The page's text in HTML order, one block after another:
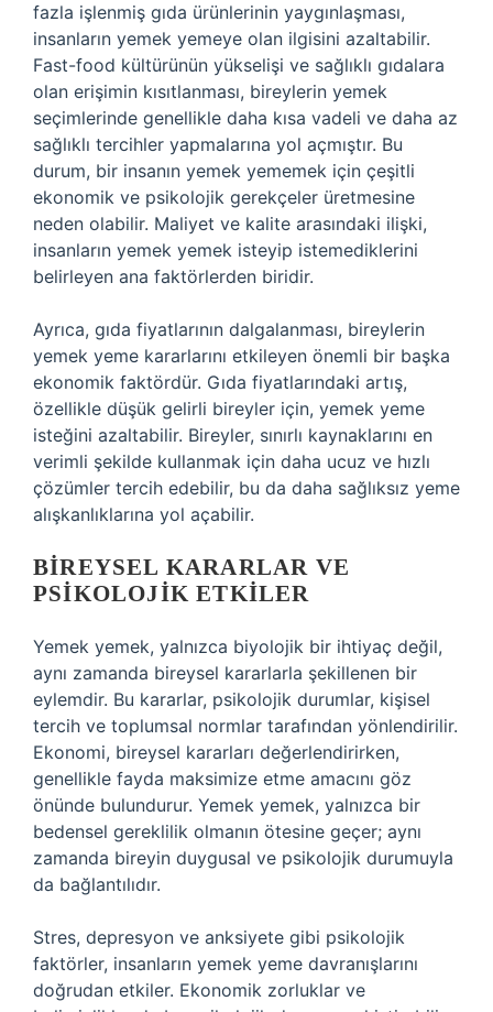
fazla işlenmiş gıda ürünlerinin yaygınlaşması,
insanların yemek yemeye olan ilgisini azaltabilir.
Fast-food kültürünün yükselişi ve sağlıklı gıdalara
olan erişimin kısıtlanması, bireylerin yemek
seçimlerinde genellikle daha kısa vadeli ve daha az
sağlıklı tercihler yapmalarına yol açmıştır. Bu
durum, bir insanın yemek yememek için çeşitli
ekonomik ve psikolojik gerekçeler üretmesine
neden olabilir. Maliyet ve kalite arasındaki ilişki,
insanların yemek yemek isteyip istemediklerini
belirleyen ana faktörlerden biridir.
Ayrıca, gıda fiyatlarının dalgalanması, bireylerin
yemek yeme kararlarını etkileyen önemli bir başka
ekonomik faktördür. Gıda fiyatlarındaki artış,
özellikle düşük gelirli bireyler için, yemek yeme
isteğini azaltabilir. Bireyler, sınırlı kaynaklarını en
verimli şekilde kullanmak için daha ucuz ve hızlı
çözümler tercih edebilir, bu da daha sağlıksız yeme
alışkanlıklarına yol açabilir.
BIREYSEL KARARLAR VE
PSIKOLOJIK ETKILER
Yemek yemek, yalnızca biyolojik bir ihtiyaç değil,
aynı zamanda bireysel kararlarla şekillenen bir
eylemdir. Bu kararlar, psikolojik durumlar, kişisel
tercih ve toplumsal normlar tarafından yönlendirilir.
Ekonomi, bireysel kararları değerlendirirken,
genellikle fayda maksimize etme amacını göz
önünde bulundurur. Yemek yemek, yalnızca bir
bedensel gereklilik olmanın ötesine geçer; aynı
zamanda bireyin duygusal ve psikolojik durumuyla
da bağlantılıdır.
Stres, depresyon ve anksiyete gibi psikolojik
faktörler, insanların yemek yeme davranışlarını
doğrudan etkiler. Ekonomik zorluklar ve